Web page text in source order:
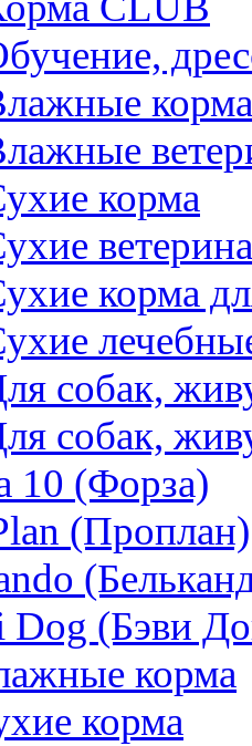
корма
корма
корма
собак,
собак,
10 (Форза)
(Проплан)
Dog (Бэви
корма
корма